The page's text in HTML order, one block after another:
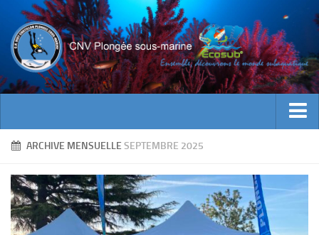
ACTUALITES
INFOS CNV
Bienvenue
ARCHIVE MENSUELLESEPTEMBRE 2025